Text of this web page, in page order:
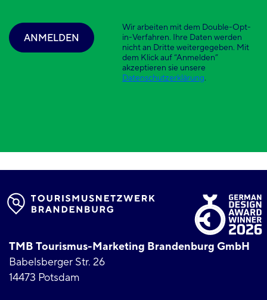
Wir arbeiten mit dem Double-Opt-
in-Verfahren. Ihre Daten werden
nicht an Dritte weitergegeben. Mit
dem Klick auf “Anmelden”
akzeptieren sie unsere
Datenschutzerklärung.
ANMELDEN
TMB Tourismus-Marketing Brandenburg GmbH
Babelsberger Str. 26
14473 Potsdam